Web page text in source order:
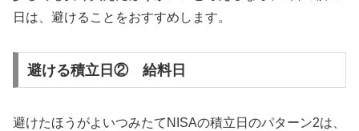
日は、避けることをおすすめします。
避ける積立日② 給料日
避けたほうがよいつみたてNISAの積立日のパターン2は、